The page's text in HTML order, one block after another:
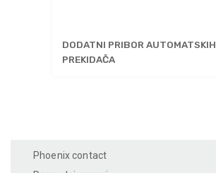
DODATNI PRIBOR AUTOMATSKIH
PREKIDAČA
Phoenix contact